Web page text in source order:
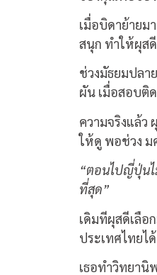
เมื่อบิดาย้ายม
สนุก ทำให้ผุส
ช่วงมัธยมปลา
ผัน เมื่อสอบติ
ความจริงแล้
ให้ดู พอช่วง ม
“ตอนไปญี่ปุ่นไ
ที่สุด”
เดิมทีผุสดีเลือ
ประเทศไทยได้
เธอทำวิทยานิ